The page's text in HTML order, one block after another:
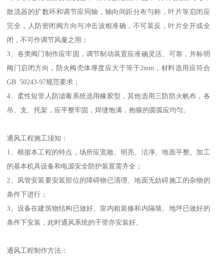
散流器的扩数环和调节应同轴，轴向间距分布匀称，叶片等启闭应
完全，人防密闭阀方向与冲击波相准确，不可装反，叶片全开或全
闭，不可作调节风量之用；
3、各类阀门制作应牢固，调节制动装置应准确灵活、可靠，并标明
阀门启闭方向，防火阀壳体厚度应大于等于2mm，材料选用应符合
GB 50243-97规范要求；
4、柔性短管人防滤毒系统选用橡胶型，其他选用三防防火帆布，各
吊、支、托架，应平整牢固，焊缝饱满，抱箍的圆弧应均匀。